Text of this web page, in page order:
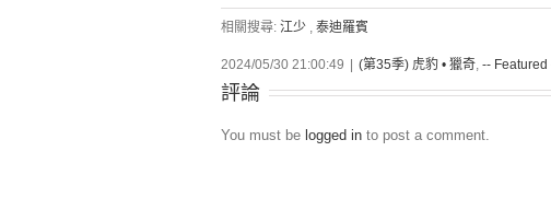
相關搜尋: 江少 , 泰迪羅賓
2024/05/30 21:00:49 (第35季) 虎豹 • 獵奇, -- Featured
評論
You must be logged in to post a comment.